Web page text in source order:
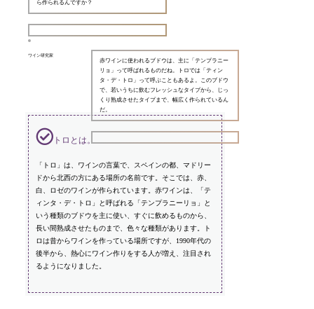
ら作られるんですか？
ワイン研究家
赤ワインに使われるブドウは、主に「テンプラニー
リョ」って呼ばれるものだね。トロでは「ティン
タ・デ・トロ」って呼ぶこともあるよ。このブドウ
で、若いうちに飲むフレッシュなタイプから、じっ
くり熟成させたタイプまで、幅広く作られているん
だ。
トロとは。
「トロ」は、ワインの言葉で、スペインの都、マドリー
ドから北西の方にある場所の名前です。そこでは、赤、
白、ロゼのワインが作られています。赤ワインは、「テ
ィンタ・デ・トロ」と呼ばれる「テンプラニーリョ」と
いう種類のブドウを主に使い、すぐに飲めるものから、
長い間熟成させたものまで、色々な種類があります。ト
ロは昔からワインを作っている場所ですが、1990年代の
後半から、熱心にワイン作りをする人が増え、注目され
るようになりました。